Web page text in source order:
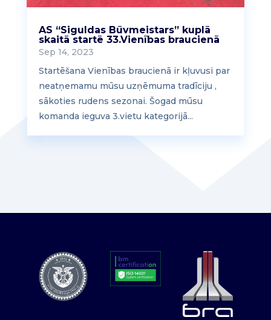
AS “Siguldas Būvmeistars” kuplā
skaitā startē 33.Vienības braucienā
Sep 14, 2023
Startēšana Vienības braucienā ir kļuvusi par
neatņemamu mūsu uzņēmuma tradīciju ,
sākoties rudens sezonai. Šogad mūsu
komanda ieguva 3.vietu kategorijā...